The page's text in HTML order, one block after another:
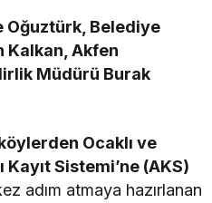
Oğuztürk, Belediye
Kalkan, Akfen
Müdürü Burak
Ocaklı ve
Kayıt Sistemi’ne (AKS)
adım atmaya hazırlanan